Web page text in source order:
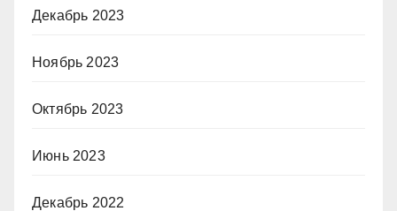
Декабрь 2023
Ноябрь 2023
Октябрь 2023
Июнь 2023
Декабрь 2022